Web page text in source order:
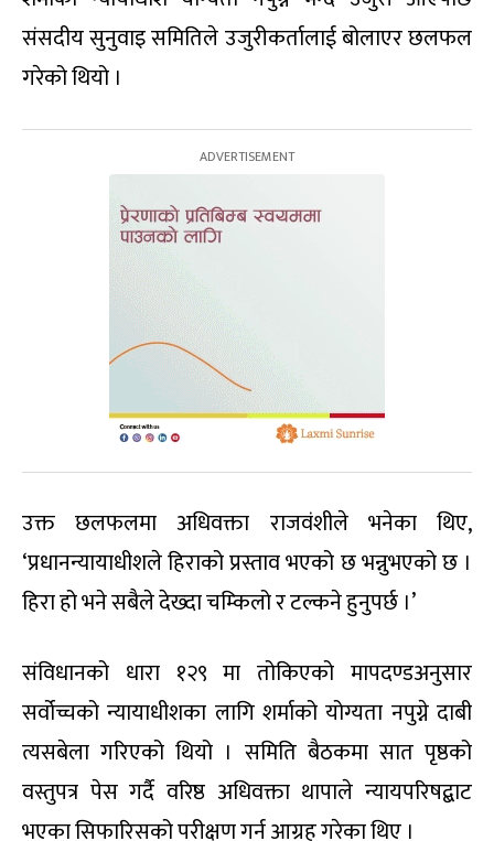
संसदीय सुनुवाइ समितिले उजुरीकर्तालाई बोलाएर छलफल
गरेको थियो ।
उक्त छलफलमा अधिवक्ता राजवंशीले भनेका थिए,
‘प्रधानन्यायाधीशले हिराको प्रस्ताव भएको छ भन्नुभएको छ ।
हिरा हो भने सबैले देख्दा चम्किलो र टल्कने हुनुपर्छ ।’
संविधानको धारा १२९ मा तोकिएको मापदण्डअनुसार
सर्वोच्चको न्यायाधीशका लागि शर्माको योग्यता नपुग्ने दाबी
त्यसबेला गरिएको थियो । समिति बैठकमा सात पृष्ठको
वस्तुपत्र पेस गर्दै वरिष्ठ अधिवक्ता थापाले न्यायपरिषद्बाट
भएका सिफारिसको परीक्षण गर्न आग्रह गरेका थिए ।